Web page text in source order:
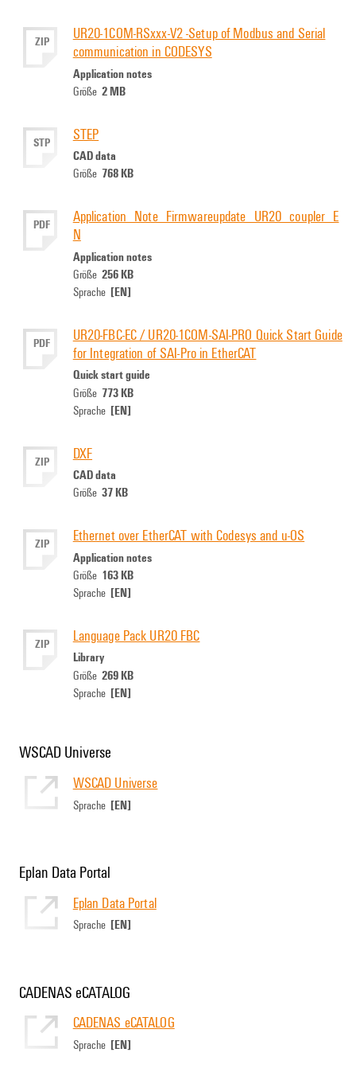
ZIP
UR20-1COM-RSxxx-V2 -Setup of Modbus and Serial
communication in CODESYS
Application notes
Größe 2 MB
STP STEP
CAD data
Größe 768 KB
PDF
Application_Note_Firmwareupdate_UR20_coupler_E
N
Application notes
Größe 256 KB
Sprache [EN]
PDF
UR20-FBC-EC / UR20-1COM-SAI-PRO Quick Start Guide
for Integration of SAI-Pro in EtherCAT
Quick start guide
Größe 773 KB
Sprache [EN]
ZIP DXF
CAD data
Größe 37 KB
ZIP Ethernet over EtherCAT with Codesys and u-OS
Application notes
Größe 163 KB
Sprache [EN]
ZIP Language Pack UR20 FBC
Library
Größe 269 KB
Sprache [EN]
WSCAD Universe
WSCAD Universe
Sprache [EN]
Eplan Data Portal
Eplan Data Portal
Sprache [EN]
CADENAS eCATALOG
CADENAS eCATALOG
Sprache [EN]